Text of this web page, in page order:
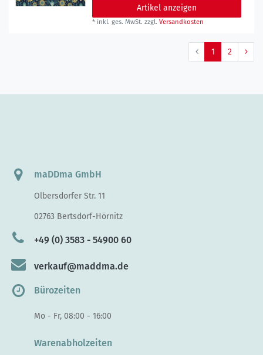
Artikel anzeigen
* inkl. ges. MwSt. zzgl.Versandkosten
1 2
maDDma GmbH
Olbersdorfer Str. 11
02763 Bertsdorf-Hörnitz
+49 (0) 3583 - 54900 60
verkauf@maddma.de
Bürozeiten
Mo - Fr, 08:00 - 16:00
Warenabholzeiten